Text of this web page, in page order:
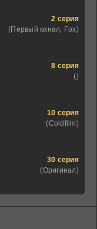
2 серия
(Первый канал, Fox)
8 серия
()
10 серия
(Coldfilm)
30 серия
(Оригинал)